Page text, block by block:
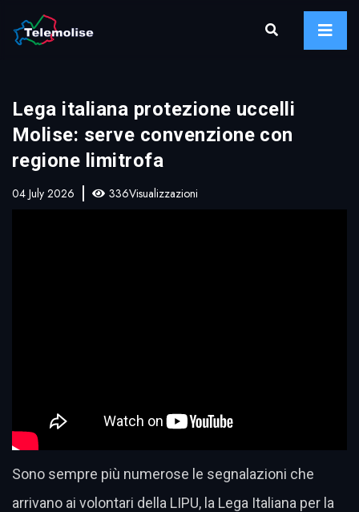
Lega italiana protezione uccelli
Molise: serve convenzione con
regione limitrofa
04 July 2026 336Visualizzazioni
Sono sempre più numerose le segnalazioni che
arrivano ai volontari della LIPU, la Lega Italiana per la